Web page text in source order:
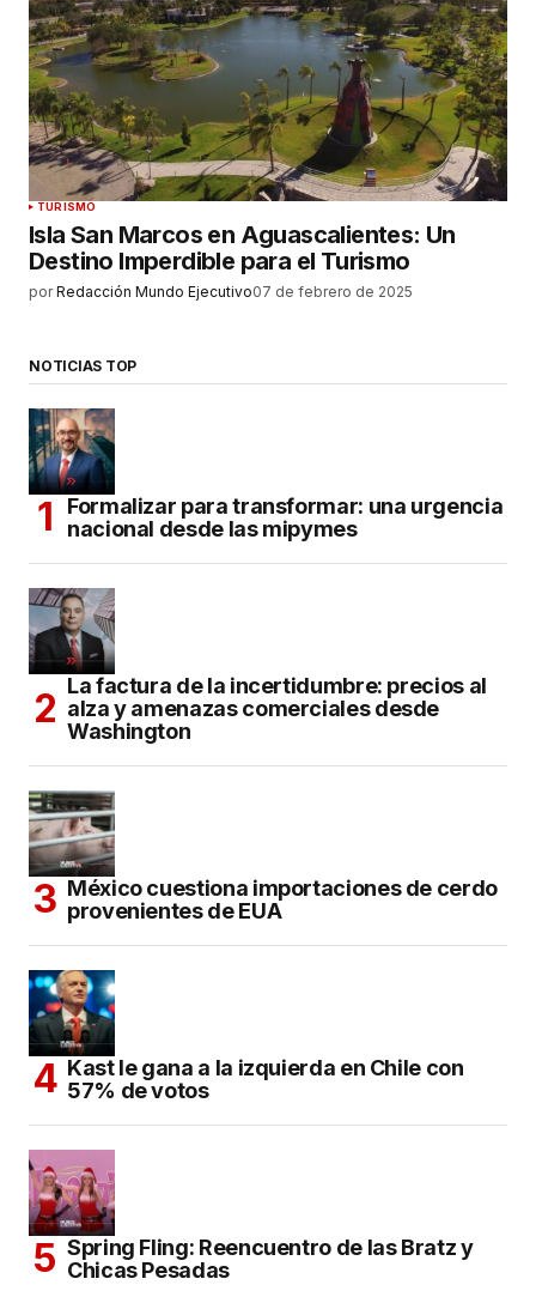
TURISMO
Isla San Marcos en Aguascalientes: Un
Destino Imperdible para el Turismo
por Redacción Mundo Ejecutivo07 de febrero de 2025
NOTICIAS TOP
Formalizar para transformar: una urgencia
nacional desde las mipymes
La factura de la incertidumbre: precios al
alza y amenazas comerciales desde
Washington
México cuestiona importaciones de cerdo
provenientes de EUA
Kast le gana a la izquierda en Chile con
57% de votos
Spring Fling: Reencuentro de las Bratz y
Chicas Pesadas